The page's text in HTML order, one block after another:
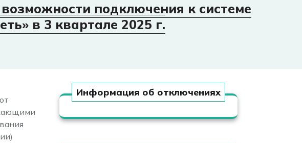
подключения к системе
в 3 квартале 2025 г.
Информация об отключениях